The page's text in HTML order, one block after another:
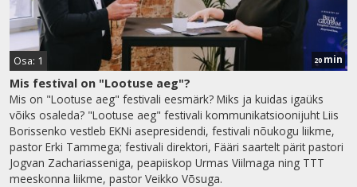
Osa: 1 20 min
Mis festival on "Lootuse aeg"?
Mis on "Lootuse aeg" festivali eesmärk? Miks ja kuidas igaüks
võiks osaleda? "Lootuse aeg" festivali kommunikatsioonijuht Liis
Borissenko vestleb EKNi asepresidendi, festivali nõukogu liikme,
pastor Erki Tammega; festivali direktori, Fääri saartelt pärit pastori
Jogvan Zachariasseniga, peapiiskop Urmas Viilmaga ning TTT
meeskonna liikme, pastor Veikko Võsuga.